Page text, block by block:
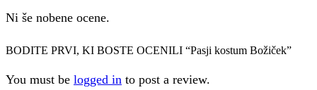
Ni še nobene ocene.
BODITE PRVI, KI BOSTE OCENILI “Pasji kostum Božiček”
You must be logged in to post a review.